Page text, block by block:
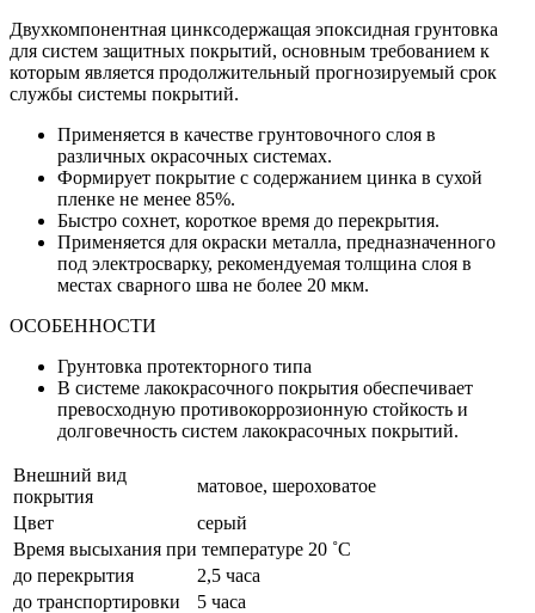
Двухкомпонентная цинксодержащая эпоксидная грунтовка
для систем защитных покрытий, основным требованием к
которым является продолжительный прогнозируемый срок
службы системы покрытий.
Применяется в качестве грунтовочного слоя в
различных окрасочных системах.
Формирует покрытие с содержанием цинка в сухой
пленке не менее 85%.
Быстро сохнет, короткое время до перекрытия.
Применяется для окраски металла, предназначенного
под электросварку, рекомендуемая толщина слоя в
местах сварного шва не более 20 мкм.
ОСОБЕННОСТИ
Грунтовка протекторного типа
В системе лакокрасочного покрытия обеспечивает
превосходную противокоррозионную стойкость и
долговечность систем лакокрасочных покрытий.
Внешний вид
покрытия
матовое, шероховатое
Цвет
серый
Время высыхания при температуре 20 ˚С
до перекрытия
2,5 часа
до транспортировки
5 часа